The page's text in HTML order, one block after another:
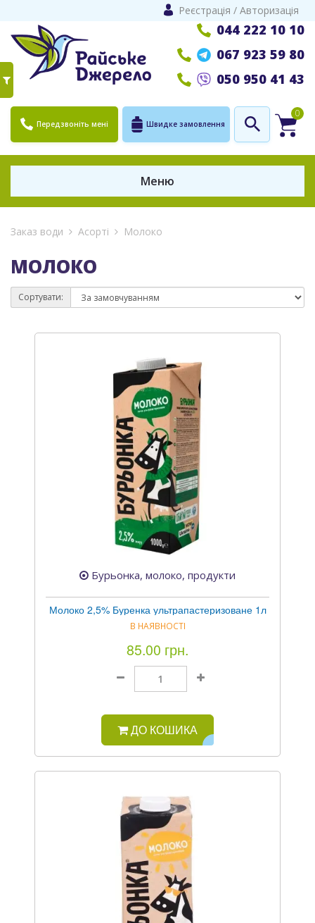
Реєстрація / Авторизація
044 222 10 10
067 923 59 80
050 950 41 43
Передзвоніть мені Швидке замовлення
0
Меню
Заказ води Асорті Молоко
МОЛОКО
Сортувати:
Бурьонка, молоко, продукти
Молоко 2,5% Буренка ультрапастеризоване 1л
В НАЯВНОСТІ
85.00 грн.
ДО КОШИКА